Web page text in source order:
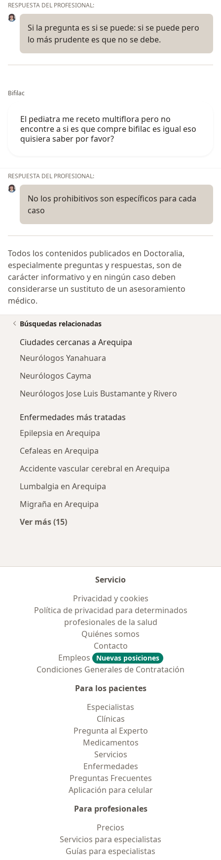
RESPUESTA DEL PROFESIONAL:
Si la pregunta es si se puede: si se puede pero
lo más prudente es que no se debe.
Bifilac
El pediatra me receto multiflora pero no
encontre a si es que compre bifilac es igual eso
quisiera saber por favor?
RESPUESTA DEL PROFESIONAL:
No los prohibitivos son específicos para cada
caso
Todos los contenidos publicados en Doctoralia,
especialmente preguntas y respuestas, son de
carácter informativo y en ningún caso deben
considerarse un sustituto de un asesoramiento
médico.
Búsquedas relacionadas
Ciudades cercanas a Arequipa
Neurólogos Yanahuara
Neurólogos Cayma
Neurólogos Jose Luis Bustamante y Rivero
Enfermedades más tratadas
Epilepsia en Arequipa
Cefaleas en Arequipa
Accidente vascular cerebral en Arequipa
Lumbalgia en Arequipa
Migraña en Arequipa
Ver más (15)
Servicio
Privacidad y cookies
Política de privacidad para determinados
profesionales de la salud
Quiénes somos
Contacto
Empleos
Nuevas posiciones
Condiciones Generales de Contratación
Para los pacientes
Especialistas
Clínicas
Pregunta al Experto
Medicamentos
Servicios
Enfermedades
Preguntas Frecuentes
Aplicación para celular
Para profesionales
Precios
Servicios para especialistas
Guías para especialistas